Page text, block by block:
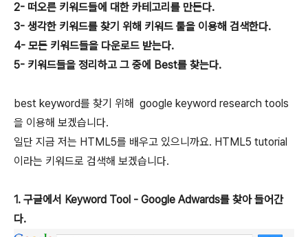
2- 떠오른 키워드들에 대한 카테고리를 만든다.
3- 생각한 키워드를 찾기 위해 키워드 툴을 이용해 검색한다.
4- 모든 키워드들을 다운로드 받는다.
5- 키워드들을 정리하고 그 중에 Best를 찾는다.
best keyword를 찾기 위해 google keyword research tools
을 이용해 보겠습니다.
일단 지금 저는 HTML5를 배우고 있으니까요. HTML5 tutorial
이라는 키워드로 검색해 보겠습니다.
1. 구글에서 Keyword Tool - Google Adwards를 찾아 들어간
다.